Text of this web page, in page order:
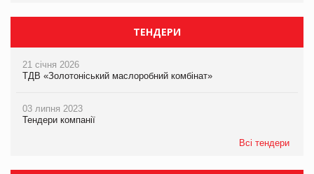
ТЕНДЕРИ
21 січня 2026
ТДВ «Золотоніський маслоробний комбінат»
03 липня 2023
Тендери компанії
Всі тендери